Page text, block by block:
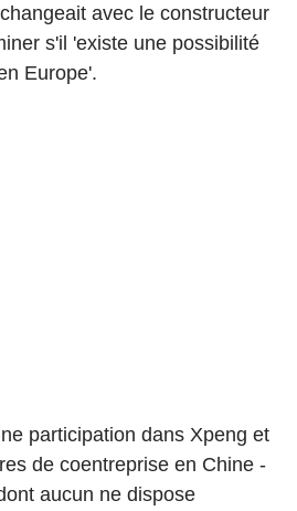
avec le constructeur
s'il 'existe une possibilité
Europe'.
participation dans Xpeng et
de coentreprise en Chine -
aucun ne dispose